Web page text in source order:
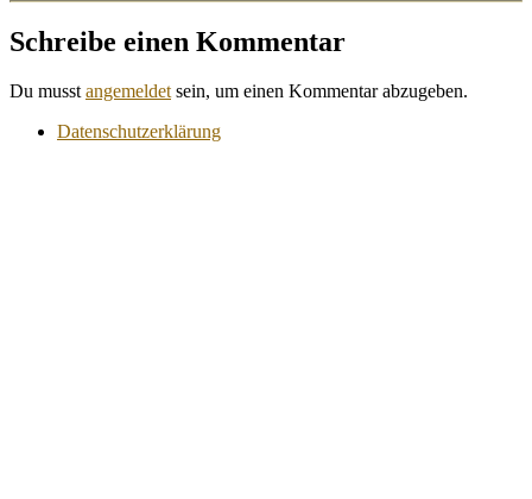
Schreibe einen Kommentar
Du musstangemeldetsein, um einen Kommentar abzugeben.
Datenschutzerklärung